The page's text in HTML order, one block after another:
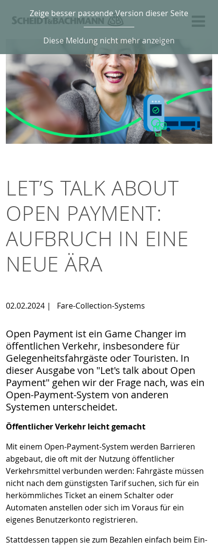
Zeige besser passende Version dieser Seite
Diese Meldung nicht mehr anzeigen
LET’S TALK ABOUT
OPEN PAYMENT:
AUFBRUCH IN EINE
NEUE ÄRA
02.02.2024 | Fare-Collection-Systems
Open Payment ist ein Game Changer im
öffentlichen Verkehr, insbesondere für
Gelegenheitsfahrgäste oder Touristen. In
dieser Ausgabe von "Let's talk about Open
Payment" gehen wir der Frage nach, was ein
Open-Payment-System von anderen
Systemen unterscheidet.
Öffentlicher Verkehr leicht gemacht
Mit einem Open-Payment-System werden Barrieren
abgebaut, die oft mit der Nutzung öffentlicher
Verkehrsmittel verbunden werden: Fahrgäste müssen
nicht nach dem günstigsten Tarif suchen, sich für ein
herkömmliches Ticket an einem Schalter oder
Automaten anstellen oder sich im Voraus für ein
eigenes Benutzerkonto registrieren.
Stattdessen tappen sie zum Bezahlen einfach beim Ein-